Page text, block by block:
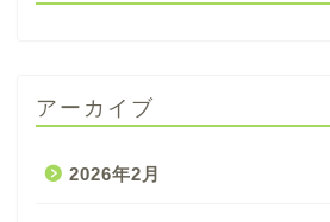
アーカイブ
2026年2月